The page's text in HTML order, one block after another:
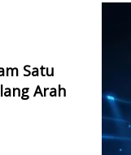
Satu
Arah